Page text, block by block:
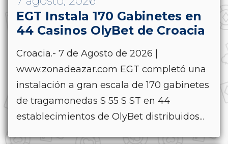
EGT Instala 170 Gabinetes en
44 Casinos OlyBet de Croacia
Croacia.- 7 de Agosto de 2026 |
www.zonadeazar.com EGT completó una
instalación a gran escala de 170 gabinetes
de tragamonedas S 55 S ST en 44
establecimientos de OlyBet distribuidos...